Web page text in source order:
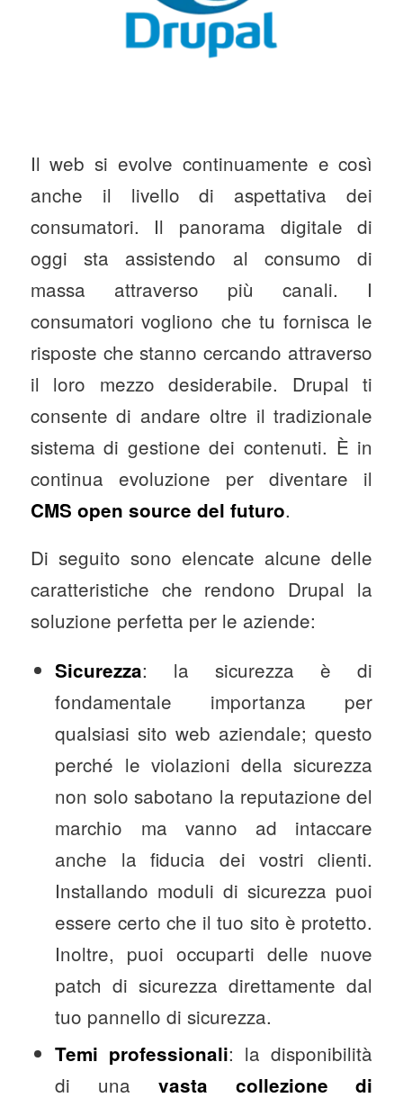
Il web si evolve continuamente e così
anche il livello di aspettativa dei
consumatori. Il panorama digitale di
oggi sta assistendo al consumo di
massa attraverso più canali. I
consumatori vogliono che tu fornisca le
risposte che stanno cercando attraverso
il loro mezzo desiderabile. Drupal ti
consente di andare oltre il tradizionale
sistema di gestione dei contenuti. È in
continua evoluzione per diventare il
CMS open source del futuro.
Di seguito sono elencate alcune delle
caratteristiche che rendono Drupal la
soluzione perfetta per le aziende:
Sicurezza: la sicurezza è di
fondamentale importanza per
qualsiasi sito web aziendale; questo
perché le violazioni della sicurezza
non solo sabotano la reputazione del
marchio ma vanno ad intaccare
anche la fiducia dei vostri clienti.
Installando moduli di sicurezza puoi
essere certo che il tuo sito è protetto.
Inoltre, puoi occuparti delle nuove
patch di sicurezza direttamente dal
tuo pannello di sicurezza.
Temi professionali: la disponibilità
di una vasta collezione di